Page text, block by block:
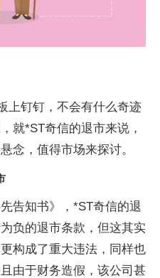
上钉钉，不会有什么奇迹
就*ST奇信的退市来说，
念，值得市场来探讨。
告知书》，*ST奇信的退
负的退市条款，但这其实
构成了重大违法，同样也
由于财务造假，该公司甚